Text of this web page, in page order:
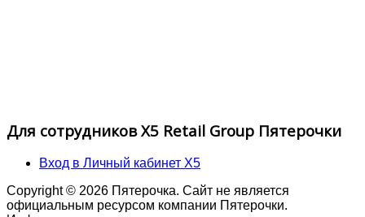
Для сотрудников X5 Retail Group Пятерочки
Вход в Личный кабинет X5
Copyright © 2026 Пятерочка. Сайт не является
официальным ресурсом компании Пятерочки.